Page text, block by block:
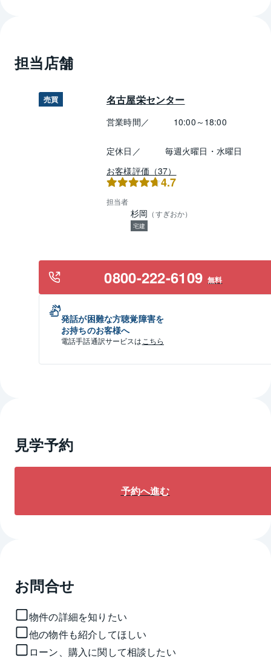
担当店舗
売買 名古屋栄センター
営業時間／ 10:00～18:00
定休日／
毎週火曜日・水曜日
お客様評価（37）
4.7
担当者
杉岡 （すぎおか）
宅建
0800-222-6109 無料
発話が困難な方聴覚障害を
お持ちのお客様へ
電話手話通訳サービスは こちら
見学予約
予約へ進む
お問合せ
物件の詳細を知りたい
他の物件も紹介してほしい
ローン、購入に関して相談したい